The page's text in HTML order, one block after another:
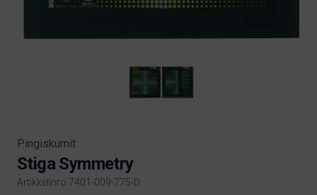
Pingiskumit
Stiga Symmetry
Artikkelinro:7401-009-775-D